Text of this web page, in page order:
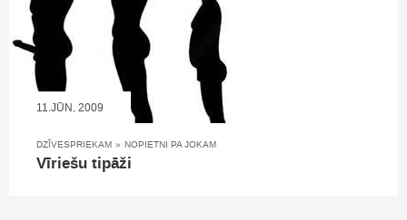
11.JŪN, 2009
DZĪVESPRIEKAM » NOPIETNI PA JOKAM
Vīriešu tipāži